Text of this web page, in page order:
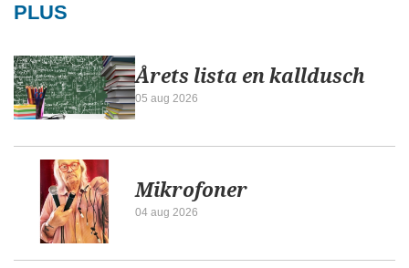
PLUS
Årets lista en kalldusch
05 aug 2026
Mikrofoner
04 aug 2026